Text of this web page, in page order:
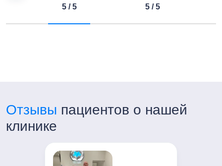
5 / 5 5 / 5
Отзывы пациентов о нашей
клинике